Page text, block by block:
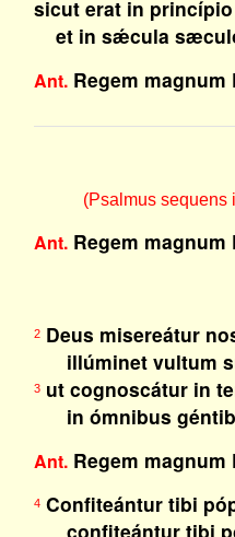
sicut erat in
et in sǽcula
Ant. Regem
(Psalmus sequens
Ant. Regem
2 Deus misereátur
illúminet vultum
3 ut cognoscátur in
in ómnibus
Ant. Regem
4 Confiteántur tibi
confiteántur tibi